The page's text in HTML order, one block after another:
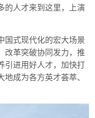
的人才来到这里，上演
国式现代化的宏大场景
改革突破协同发力，推
引进用好人才，加快打
成为各方英才荟萃、